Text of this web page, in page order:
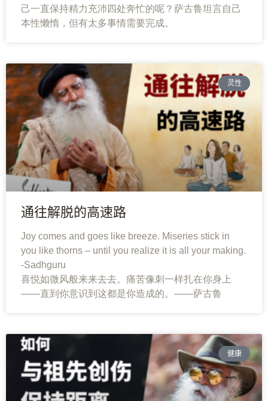
己一直保持精力充沛四处奔忙的呢？萨古鲁坦言自己
本性懒惰，但有太多事情需要完成。
灵性
通往解脱的高速路
Joy comes and goes like breeze. Miseries stick in
you like thorns – until you realize it is all your making.
-Sadhguru
喜悦如微风般来来去去。痛苦像刺一样扎在你身上
——直到你意识到这都是你造成的。——萨古鲁
健康